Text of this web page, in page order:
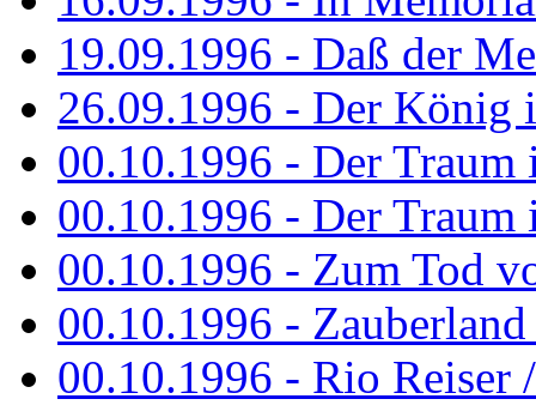
19.09.1996 - Daß der
26.09.1996 - Der König
00.10.1996 - Der Traum
00.10.1996 - Der Traum
00.10.1996 - Zum Tod
00.10.1996 -
00.10.1996 - Rio Reiser